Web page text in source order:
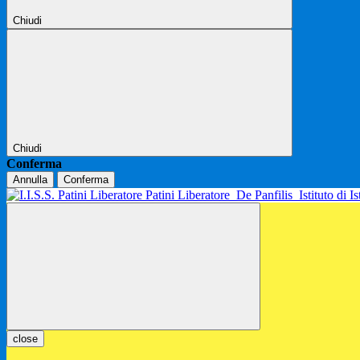
Chiudi
Chiudi
Conferma
Annulla Conferma
Patini Liberatore De Panfilis Istituto di
close